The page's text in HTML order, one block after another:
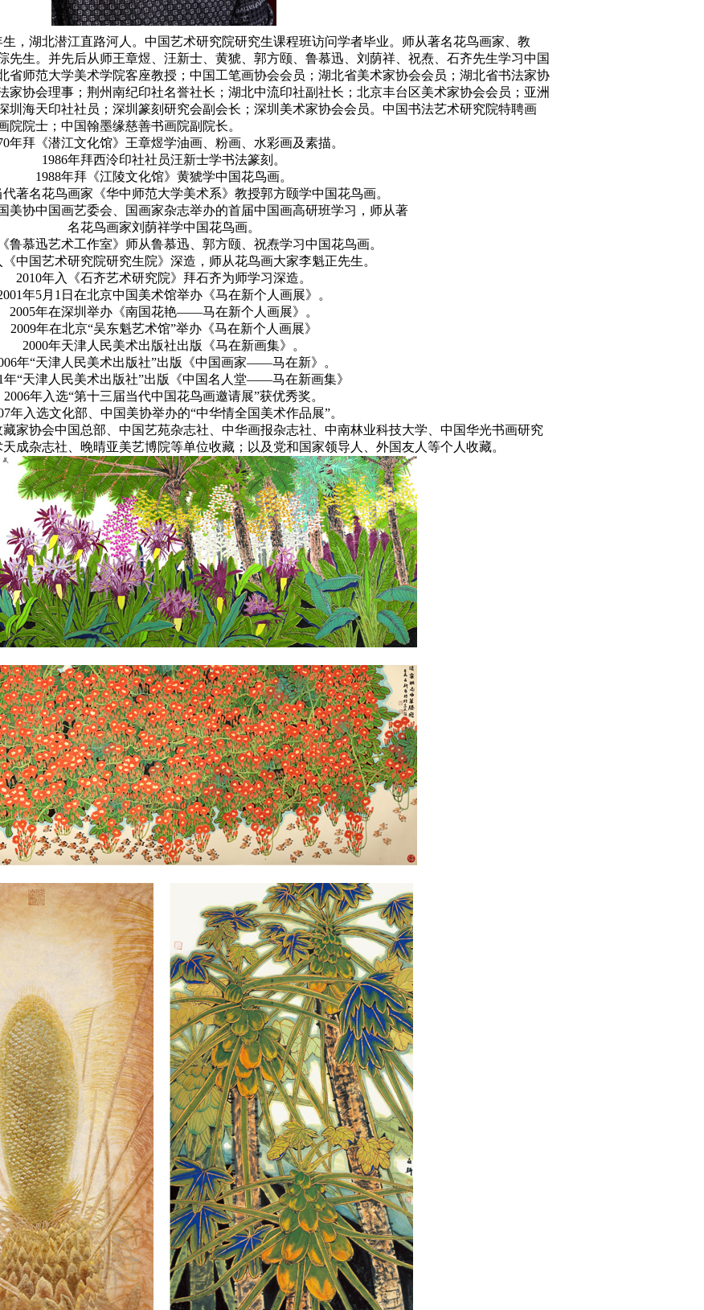
，湖北潜江直路河人。中国艺术研究院研究生课程班访问学者毕业。师从著名花鸟画家、教
先生。并先后从师王章煜、汪新士、黄猇、郭方颐、鲁慕迅、刘荫祥、祝焘、石齐先生学习中国
省师范大学美术学院客座教授；中国工笔画协会会员；湖北省美术家协会会员；湖北省书法家协
家协会理事；荆州南纪印社名誉社长；湖北中流印社副社长；北京丰台区美术家协会会员；亚洲
圳海天印社社员；深圳篆刻研究会副会长；深圳美术家协会会员。中国书法艺术研究院特聘画
院士；中国翰墨缘慈善书画院副院长。
年拜《潜江文化馆》王章煜学油画、粉画、水彩画及素描。
1986年拜西泠印社社员汪新士学书法篆刻。
1988年拜《江陵文化馆》黄猇学中国花鸟画。
代著名花鸟画家《华中师范大学美术系》教授郭方颐学中国花鸟画。
美协中国画艺委会、国画家杂志举办的首届中国画高研班学习，师从著
名花鸟画家刘荫祥学中国花鸟画。
鲁慕迅艺术工作室》师从鲁慕迅、郭方颐、祝焘学习中国花鸟画。
《中国艺术研究院研究生院》深造，师从花鸟画大家李魁正先生。
2010年入《石齐艺术研究院》拜石齐为师学习深造。
年5月1日在北京中国美术馆举办《马在新个人画展》。
2005年在深圳举办《南国花艳——马在新个人画展》。
2009年在北京“吴东魁艺术馆”举办《马在新个人画展》
2000年天津人民美术出版社出版《马在新画集》。
年“天津人民美术出版社”出版《中国画家——马在新》。
年“天津人民美术出版社”出版《中国名人堂——马在新画集》
2006年入选“第十三届当代中国花鸟画邀请展”获优秀奖。
年入选文化部、中国美协举办的“中华情全国美术作品展”。
家协会中国总部、中国艺苑杂志社、中华画报杂志社、中南林业科技大学、中国华光书画研究
成杂志社、晚晴亚美艺博院等单位收藏；以及党和国家领导人、外国友人等个人收藏。